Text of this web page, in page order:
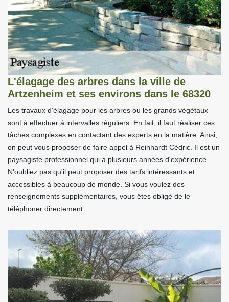
L'élagage des arbres dans la ville de
Artzenheim et ses environs dans le 68320
Les travaux d'élagage pour les arbres ou les grands végétaux
sont à effectuer à intervalles réguliers. En fait, il faut réaliser ces
tâches complexes en contactant des experts en la matière. Ainsi,
on peut vous proposer de faire appel à Reinhardt Cédric. Il est un
paysagiste professionnel qui a plusieurs années d'expérience.
N'oubliez pas qu'il peut proposer des tarifs intéressants et
accessibles à beaucoup de monde. Si vous voulez des
renseignements supplémentaires, vous êtes obligé de le
téléphoner directement.